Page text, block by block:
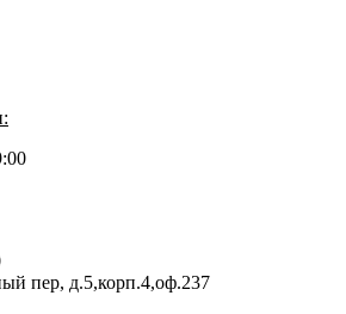
пер, д.5,корп.4,оф.237